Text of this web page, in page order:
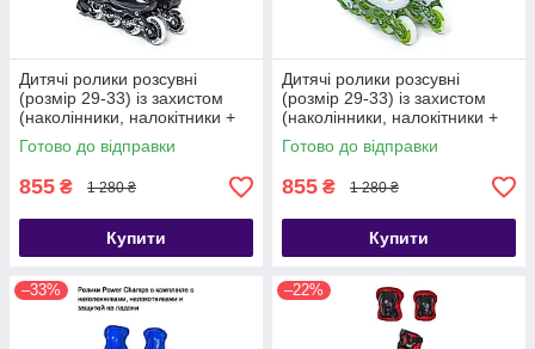
Дитячі ролики розсувні
(розмір 29-33) із захистом
(наколінники, налокітники +
захист на долоні)
Готово до відправки
855 ₴ 1 280 ₴
Купити
Дитячі ролики розсувні
(розмір 29-33) із захистом
(наколінники, налокітники +
захист на долоні)
Готово до відправки
855 ₴ 1 280 ₴
Купити
–33% –22%